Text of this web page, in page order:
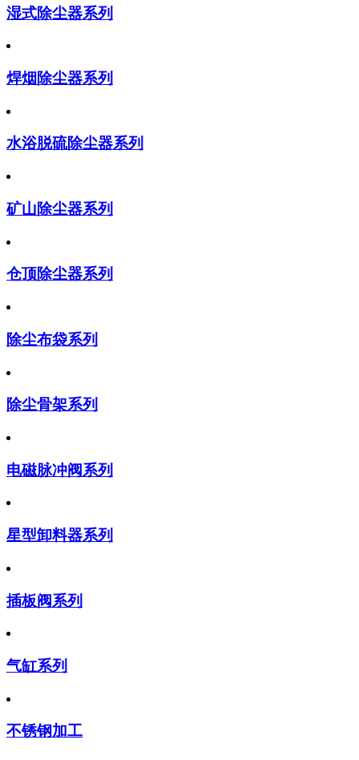
湿式除尘器系列
焊烟除尘器系列
水浴脱硫除尘器系列
矿山除尘器系列
仓顶除尘器系列
除尘布袋系列
除尘骨架系列
电磁脉冲阀系列
星型卸料器系列
插板阀系列
气缸系列
不锈钢加工